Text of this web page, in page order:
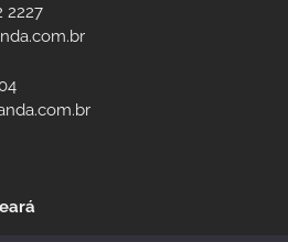
2227